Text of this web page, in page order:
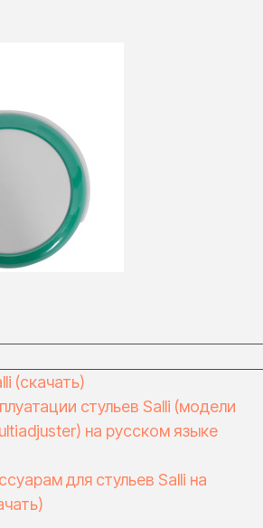
(скачать)
стульев Salli (модели
на русском языке
для стульев Salli на
Реквизиты
Каталог
Классическая серия
Базовая серия
Специальная серия
Аксессуары для стульев
ДЕНТАЛ»
Salli